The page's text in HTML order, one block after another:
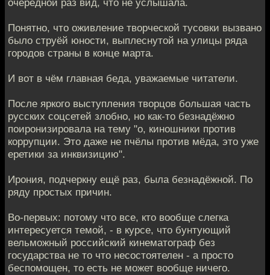
очередной раз вид, что не услышала.
Понятно, что оживление творческой тусовки вызвано
было струёй юности, выплеснутой на улицы ряда
городов страны в конце марта.
И вот в чём главная беда, уважаемые читатели.
После яркого выступления творцов большая часть
русских соцсетей злобно, но как-то безнадёжно
поиронизировала на тему "о, киношники против
коррупции. Это даже не пчёлы против мёда, это уже
еретики за инквизицию".
Ирония, подчеркну ещё раз, была безнадёжной. По
ряду простых причин.
Во-первых: потому что все, кто вообще слегка
интересуется темой, - в курсе, что бунтующий
вельможный российский кинематограф без
государства не то что несостоятелен - а просто
беспомощен, то есть не может вообще ничего.